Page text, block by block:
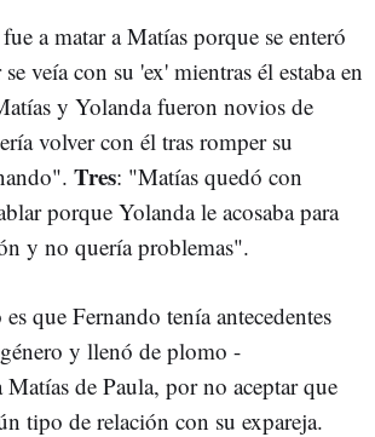
a matar a Matías porque se enteró
veía con su 'ex' mientras él estaba en
y Yolanda fueron novios de
volver con él tras romper su
Tres: "Matías quedó con
porque Yolanda le acosaba para
y no quería problemas".
que Fernando tenía antecedentes
y llenó de plomo -
Matías de Paula, por no aceptar que
tipo de relación con su expareja.